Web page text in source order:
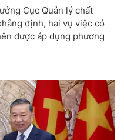
Cục Quản lý chất
định, hai vụ việc có
được áp dụng phương